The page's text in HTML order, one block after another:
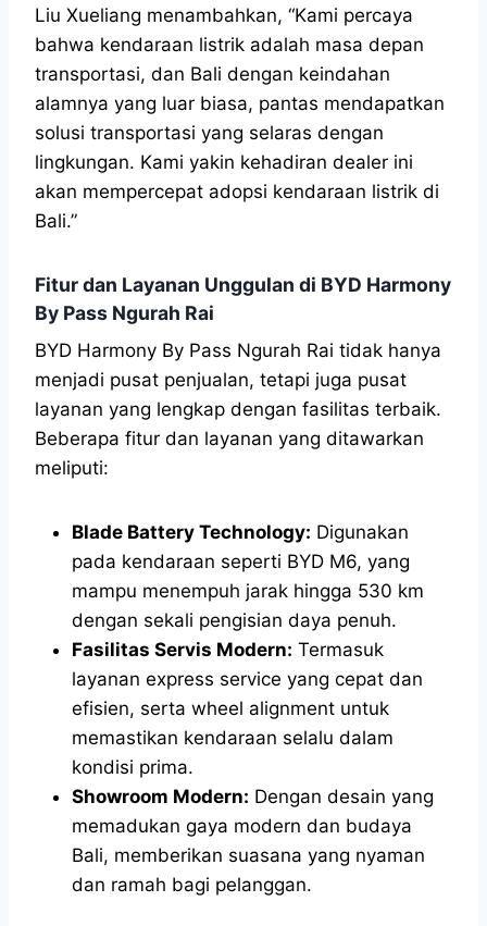
Liu Xueliang menambahkan, “Kami percaya
bahwa kendaraan listrik adalah masa depan
transportasi, dan Bali dengan keindahan
alamnya yang luar biasa, pantas mendapatkan
solusi transportasi yang selaras dengan
lingkungan. Kami yakin kehadiran dealer ini
akan mempercepat adopsi kendaraan listrik di
Bali.”
Fitur dan Layanan Unggulan di BYD Harmony
By Pass Ngurah Rai
BYD Harmony By Pass Ngurah Rai tidak hanya
menjadi pusat penjualan, tetapi juga pusat
layanan yang lengkap dengan fasilitas terbaik.
Beberapa fitur dan layanan yang ditawarkan
meliputi:
Blade Battery Technology: Digunakan
pada kendaraan seperti BYD M6, yang
mampu menempuh jarak hingga 530 km
dengan sekali pengisian daya penuh.
Fasilitas Servis Modern: Termasuk
layanan express service yang cepat dan
efisien, serta wheel alignment untuk
memastikan kendaraan selalu dalam
kondisi prima.
Showroom Modern: Dengan desain yang
memadukan gaya modern dan budaya
Bali, memberikan suasana yang nyaman
dan ramah bagi pelanggan.